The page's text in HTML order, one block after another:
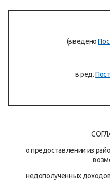
(введено
в ред.
о предоставлении из
недополученных